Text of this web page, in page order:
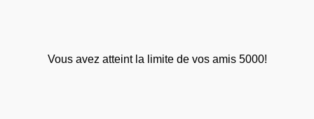
Vous avez atteint la limite de vos amis 5000!